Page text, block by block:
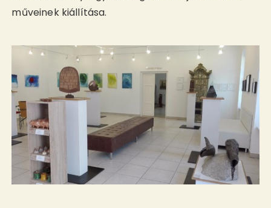
műveinek kiállítása.